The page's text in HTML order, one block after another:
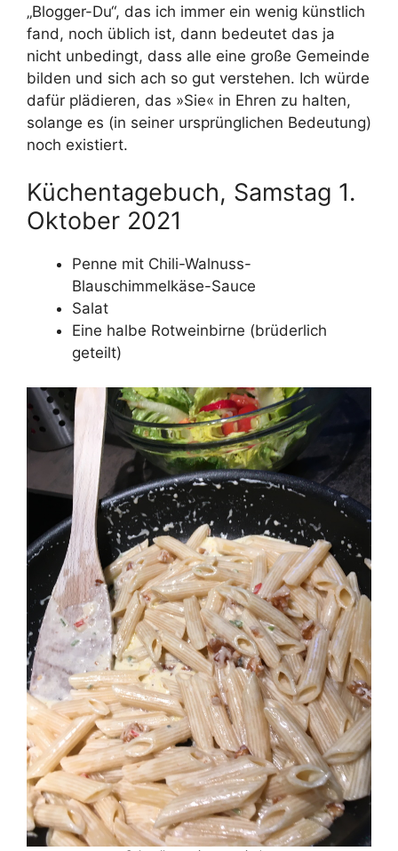
„Blogger-Du“, das ich immer ein wenig künstlich
fand, noch üblich ist, dann bedeutet das ja
nicht unbedingt, dass alle eine große Gemeinde
bilden und sich ach so gut verstehen. Ich würde
dafür plädieren, das »Sie« in Ehren zu halten,
solange es (in seiner ursprünglichen Bedeutung)
noch existiert.
Küchentagebuch, Samstag 1.
Oktober 2021
Penne mit Chili-Walnuss-
Blauschimmelkäse-Sauce
Salat
Eine halbe Rotweinbirne (brüderlich
geteilt)